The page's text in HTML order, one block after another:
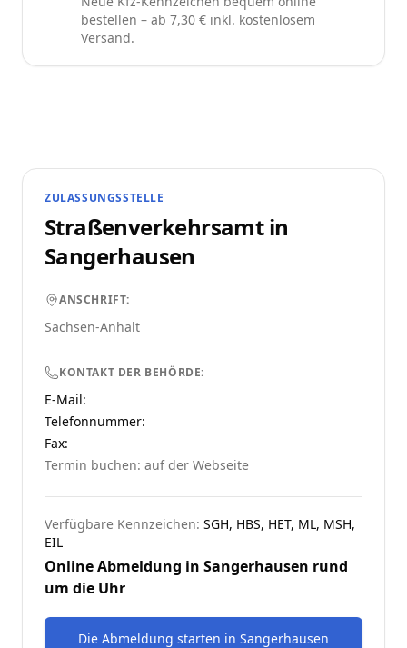
bestellen – ab 7,30 € inkl. kostenlosem
Versand.
ZULASSUNGSSTELLE
Straßenverkehrsamt in
Sangerhausen
ANSCHRIFT:
Sachsen-Anhalt
KONTAKT DER BEHÖRDE:
E-Mail:
Telefonnummer:
Fax:
Termin buchen: auf der Webseite
Verfügbare Kennzeichen: SGH, HBS, HET, ML, MSH,
EIL
Online Abmeldung in Sangerhausen rund
um die Uhr
Die Abmeldung starten in Sangerhausen